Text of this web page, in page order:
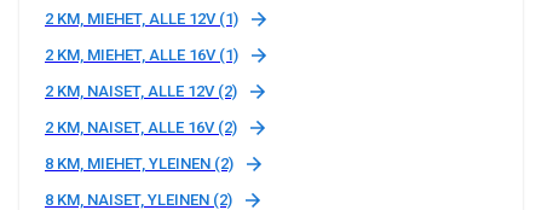
2 KM, MIEHET, ALLE 12V (1)
2 KM, MIEHET, ALLE 16V (1)
2 KM, NAISET, ALLE 12V (2)
2 KM, NAISET, ALLE 16V (2)
8 KM, MIEHET, YLEINEN (2)
8 KM, NAISET, YLEINEN (2)